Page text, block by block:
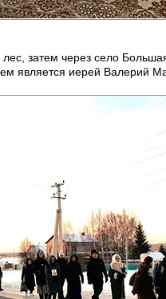
затем через село
является иерей Валерий